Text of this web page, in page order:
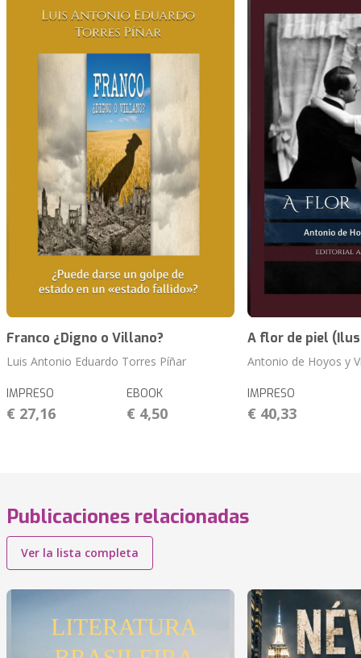
Franco ¿Digno o Villano?
Luis Antonio Eduardo Torres Píñar
IMPRESO
€ 27,16
EBOOK
€ 4,50
A flor de piel
Antonio de Hoyos y
IMPRESO
€ 40,33
Publicaciones relacionadas
Ver la lista completa